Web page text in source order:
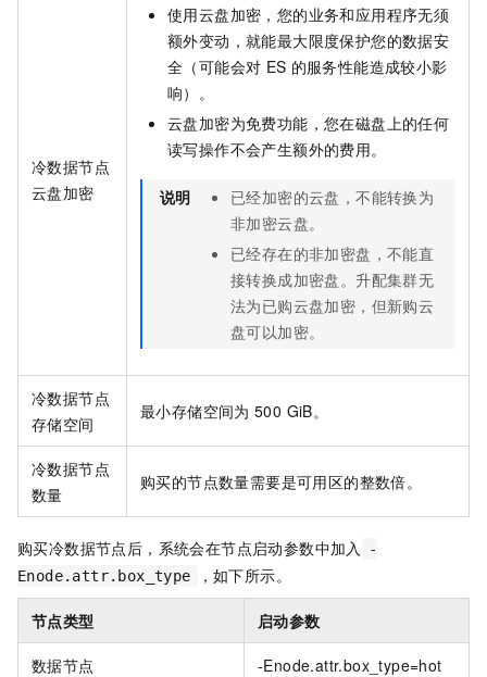
冷数据节点
云盘加密
使用云盘加密，您的业务和应用程序无须
额外变动，就能最大限度保护您的数据安
全（可能会对 ES 的服务性能造成较小影
响）。
云盘加密为免费功能，您在磁盘上的任何
读写操作不会产生额外的费用。
说明
已经加密的云盘，不能转换为
非加密云盘。
已经存在的非加密盘，不能直
接转换成加密盘。升配集群无
法为已购云盘加密，但新购云
盘可以加密。
冷数据节点
存储空间
最小存储空间为 500 GiB。
冷数据节点
数量
购买的节点数量需要是可用区的整数倍。
购买冷数据节点后，系统会在节点启动参数中加入
-
Enode.attr.box_type
，如下所示。
节点类型 启动参数
数据节点 -Enode.attr.box_type=hot